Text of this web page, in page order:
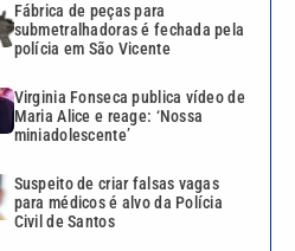
Fábrica de peças para
submetralhadoras é fechada pela
polícia em São Vicente
Virginia Fonseca publica vídeo de
Maria Alice e reage: ‘Nossa
miniadolescente’
Suspeito de criar falsas vagas
para médicos é alvo da Polícia
Civil de Santos